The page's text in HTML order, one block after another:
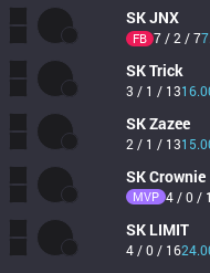
SKJNX
FB 7 / 2 / 7
SKTrick
3 / 1 / 13
SKZazee
2 / 1 / 13
SKCrownie
MVP 4 / 0 /
SK LIMIT
4 / 0 / 16